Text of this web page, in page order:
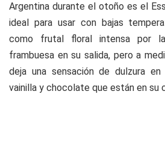
Argentina durante el otoño es el
ideal para usar con bajas
como frutal floral intensa por
frambuesa en su salida, pero a
deja una sensación de dulzura
vainilla y chocolate que están en su